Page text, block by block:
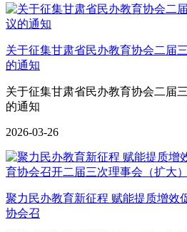
关于征集甘肃省民办教育协会二届
的通知
关于征集甘肃省民办教育协会二届
的通知
2026-03-26
聚力民办教育新征程 赋能提质增效
协会召